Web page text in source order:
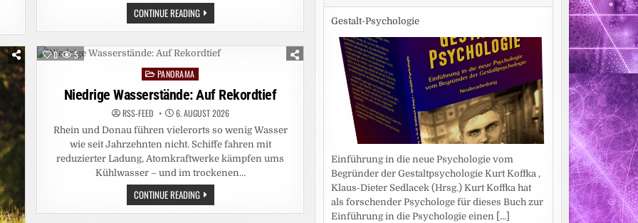
CONTINUE READINGIMMER
HART
AM
/
STEFAN
RALF
SCHUMACHER
STARTEN
ALS
BEI
DER
GROSSEN R
TL L
IVE-S
HOW „
JETSKI S
TAR W
M“
0 5
PostedPANORAMA
Niedrige Wasserstände: Auf Rekordtief
RSS-FEED 6. AUGUST 2026
Rhein und Donau führen vielerorts so wenig Wasser
wie seit Jahrzehnten nicht. Schiffe fahren mit
reduzierter Ladung, Atomkraftwerke kämpfen ums
Kühlwasser – und im trockenen…
CONTINUE READINGNIEDRIGE
WASSERSTÄNDE:
AUF
Gestalt-Psychologie
Einführung in die neue Psychologie vom
Begründer der Gestaltpsychologie Kurt Koffka ,
Klaus-Dieter Sedlacek (Hrsg.) Kurt Koffka hat
als forschender Psychologe für dieses Buch zur
Einführung in die Psychologie einen [...]